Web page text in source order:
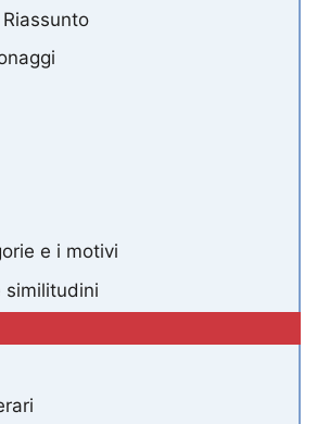
e i motivi
similitudini